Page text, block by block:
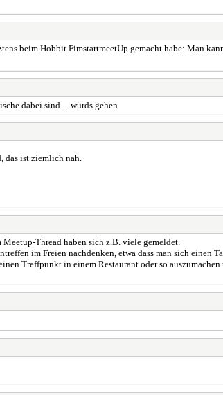
beim Hobbit FimstartmeetUp gemacht habe: Man
dabei sind.... würds gehen
das ist ziemlich nah.
Thread haben sich z.B. viele gemeldet.
im Freien nachdenken, etwa dass man sich
Treffpunkt in einem Restaurant oder so